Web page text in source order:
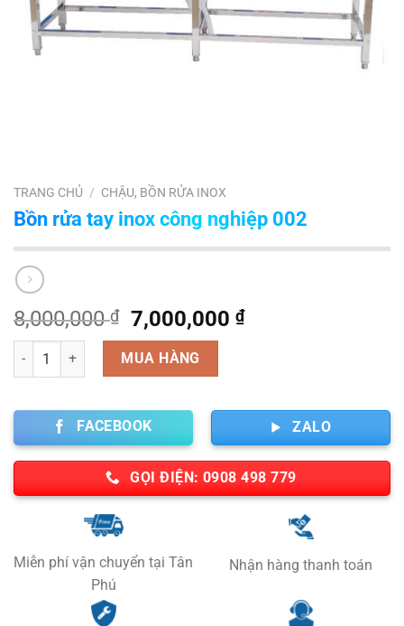
TRANG CHỦ / CHẬU, BỒN RỬA INOX
Bồn rửa tay inox công nghiệp 002
8,000,000₫
Giá
gốc
là:
8,000,000 ₫.
7,000,000₫Giá
7,000,000 ₫.
Số lượng MUA HÀNG
FACEBOOK ZALO
GỌI ĐIỆN: 0908 498 779
Miễn phí vận chuyển tại Tân
Phú
Nhận hàng thanh toán